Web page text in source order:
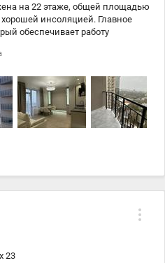
на 22 этаже, общей площадью
инсоляцией. Главное
обеспечивает работу
электроэнергии. В квартире: •
вариант для арендаторов,
и стабильность.
23